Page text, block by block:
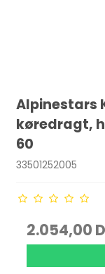
Alpinestars
køredragt,
60
33501252005
2.054,00